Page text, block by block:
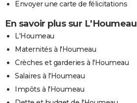
Envoyer une carte de félicitations
En savoir plus sur L'Houmeau
L'Houmeau
Maternités à l'Houmeau
Crèches et garderies à l'Houmeau
Salaires à l'Houmeau
Impôts à l'Houmeau